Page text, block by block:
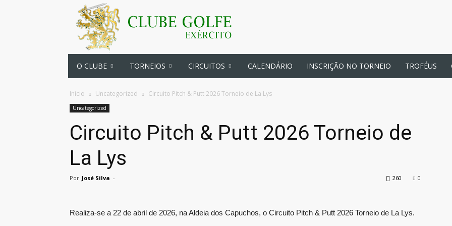
O CLUBE TORNEIOS CIRCUITOS CALENDÁRIO INSCRIÇÃO NO TORNEIO TROFÉUS
Inicio Uncategorized Circuito Pitch & Putt 2026 Torneio de La Lys
Uncategorized
Circuito Pitch & Putt 2026 Torneio de
La Lys
Por José Silva - 0
260
Realiza-se a 22 de abril de 2026, na Aldeia dos Capuchos, o Circuito Pitch & Putt 2026 Torneio de La Lys.